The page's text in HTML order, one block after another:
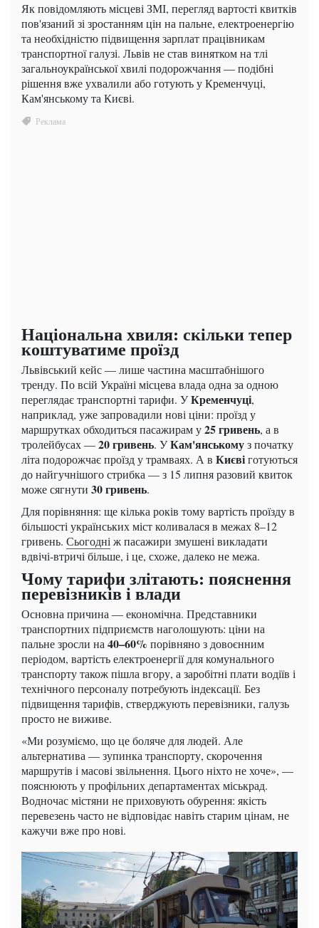
Як повідомляють місцеві ЗМІ, перегляд вартості квитків
пов'язаний зі зростанням цін на пальне, електроенергію
та необхідністю підвищення зарплат працівникам
транспортної галузі. Львів не став винятком на тлі
загальноукраїнської хвилі подорожчання — подібні
рішення вже ухвалили або готують у Кременчуці,
Кам'янському та Києві.
Національна хвиля: скільки тепер
коштуватиме проїзд
Львівський кейс — лише частина масштабнішого
тренду. По всій Україні місцева влада одна за одною
переглядає транспортні тарифи. УКременчуці,
наприклад, уже запровадили нові ціни: проїзд у
маршрутках обходиться пасажирам у25 гривень, а в
тролейбусах —20 гривень. УКам'янськомуз початку
літа подорожчає проїзд у трамваях. А в Києвіготуються
до найгучнішого стрибка — з 15 липня разовий квиток
може сягнути 30 гривень.
Для порівняння: ще кілька років тому вартість проїзду в
більшості українських міст коливалася в межах 8–12
гривень. Сьогодні ж пасажири змушені викладати
вдвічі-втричі більше, і це, схоже, далеко не межа.
Чому тарифи злітають: пояснення
перевізників і влади
Основна причина — економічна. Представники
транспортних підприємств наголошують: ціни на
пальне зросли на 40–60% порівняно з довоєнним
періодом, вартість електроенергії для комунального
транспорту також пішла вгору, а заробітні плати водіїв і
технічного персоналу потребують індексації. Без
підвищення тарифів, стверджують перевізники, галузь
просто не виживе.
«Ми розуміємо, що це боляче для людей. Але
альтернатива — зупинка транспорту, скорочення
маршрутів і масові звільнення. Цього ніхто не хоче», —
пояснюють у профільних департаментах міськрад.
Водночас містяни не приховують обурення: якість
перевезень часто не відповідає навіть старим цінам, не
кажучи вже про нові.